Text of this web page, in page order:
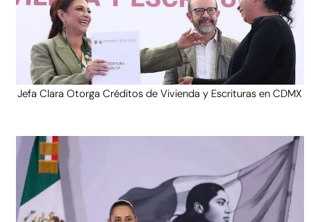
Jefa Clara Otorga Créditos de Vivienda y Escrituras en CDMX